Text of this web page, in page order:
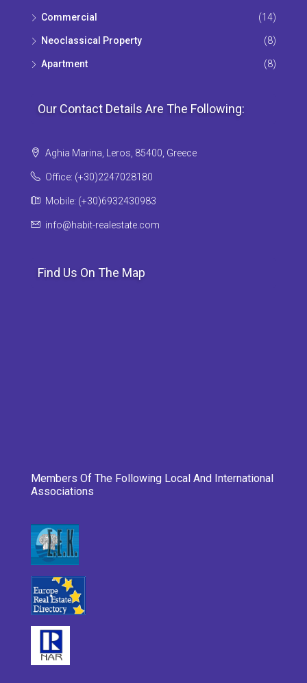
Commercial (14)
Neoclassical Property (8)
Apartment (8)
Our Contact Details Are The Following:
Aghia Marina, Leros, 85400, Greece
Office: (+30)2247028180
Mobile: (+30)6932430983
info@habit-realestate.com
Find Us On The Map
Members Of The Following Local And International
Associations